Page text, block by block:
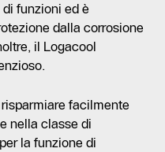
funzioni ed è
dalla corrosione
il Logacool
facilmente
nella classe di
la funzione di